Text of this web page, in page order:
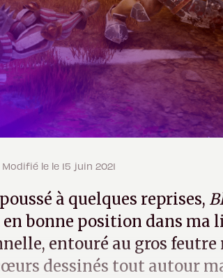
Modifié le le 15 juin 2021
à quelques reprises,
bonne position dans ma
entouré au gros feutre
dessinés tout autour